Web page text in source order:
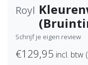
Royl
Schrijf je eigen review
€129,95 incl. btw